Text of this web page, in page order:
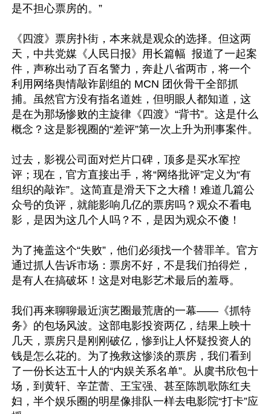
是不担心票房的。”
《四渡》票房扑街，本来就是观众的选择。但这两
天，中共党媒《人民日报》用长篇幅  报道了一起案
件，声称出动了百名警力，奔赴八省两市，将一个
利用网络舆情敲诈剧组的 MCN 团伙骨干全部抓
捕。虽然官方没有指名道姓，但明眼人都知道，这
是在为那场惨败的主旋律《四渡》“背书”。这是什么
概念？这是影视圈的“差评”第一次上升为刑事案件。
过去，影视公司面对烂片口碑，顶多是买水军控
评；现在，官方直接出手，将“网络批评”定义为“有
组织的敲诈”。这简直是滑天下之大稽！难道几篇公
众号的负评，就能影响几亿的票房吗？观众不看电
影，是因为这几个人吗？不，是因为观众不傻！
为了掩盖这个“失败”，他们必须找一个替罪羊。官方
通过抓人告诉市场：票房不好，不是我们拍得烂，
是有人在搞破坏！这是对电影艺术最后的羞辱。
我们再来聊聊最近演艺圈最荒唐的一幕——《抓特
务》的包场风波。这部电影投资两亿，结果上映十
几天，票房只是刚刚破亿，惨到让人怀疑投资人的
钱是怎么花的。为了挽救这惨淡的票房，我们看到
了一份长达五十人的“内娱关系名单”。从虞书欣包十
场，到黄轩、辛芷蕾、王宝强、甚至陈凯歌陈红夫
妇，半个娱乐圈的明星像排队一样去电影院“打卡”应